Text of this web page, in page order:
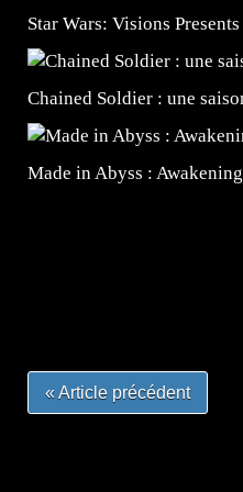
Star Wars: Visions
Chained Soldier : une
Made in Abyss :
« Article précédent